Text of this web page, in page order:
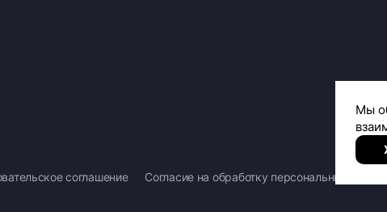
соглашение Согласие на обработку персональных данных